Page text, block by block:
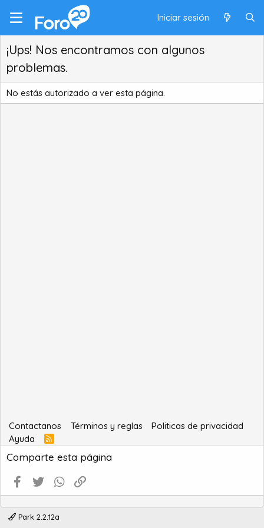
Iniciar sesión
¡Ups! Nos encontramos con algunos
problemas.
No estás autorizado a ver esta página.
Contactanos Términos y reglas
Politicas de privacidad
Ayuda
R
S
S
Comparte esta página
Facebook
Twitter WhatsApp
Park 2.2.12a